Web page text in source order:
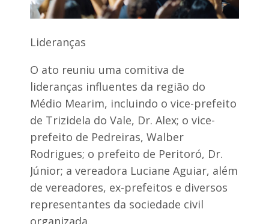
Lideranças
O ato reuniu uma comitiva de
lideranças influentes da região do
Médio Mearim, incluindo o vice-prefeito
de Trizidela do Vale, Dr. Alex; o vice-
prefeito de Pedreiras, Walber
Rodrigues; o prefeito de Peritoró, Dr.
Júnior; a vereadora Luciane Aguiar, além
de vereadores, ex-prefeitos e diversos
representantes da sociedade civil
organizada.